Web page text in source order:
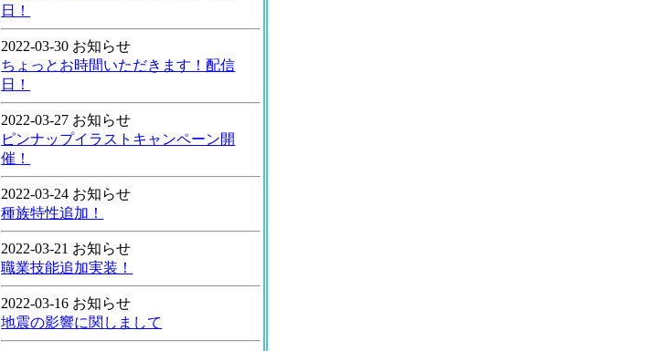
日！
2022-03-30 お知らせ
ちょっとお時間いただきます！配信
日！
2022-03-27 お知らせ
ピンナップイラストキャンペーン開
催！
2022-03-24 お知らせ
種族特性追加！
2022-03-21 お知らせ
職業技能追加実装！
2022-03-16 お知らせ
地震の影響に関しまして